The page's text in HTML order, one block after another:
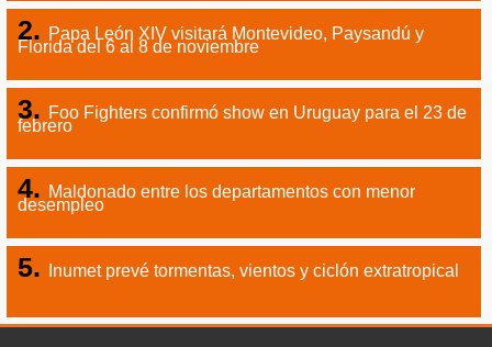
Papa León XIV visitará Montevideo, Paysandú y
Florida del 6 al 8 de noviembre
Foo Fighters confirmó show en Uruguay para el 23 de
febrero
Maldonado entre los departamentos con menor
desempleo
Inumet prevé tormentas, vientos y ciclón extratropical